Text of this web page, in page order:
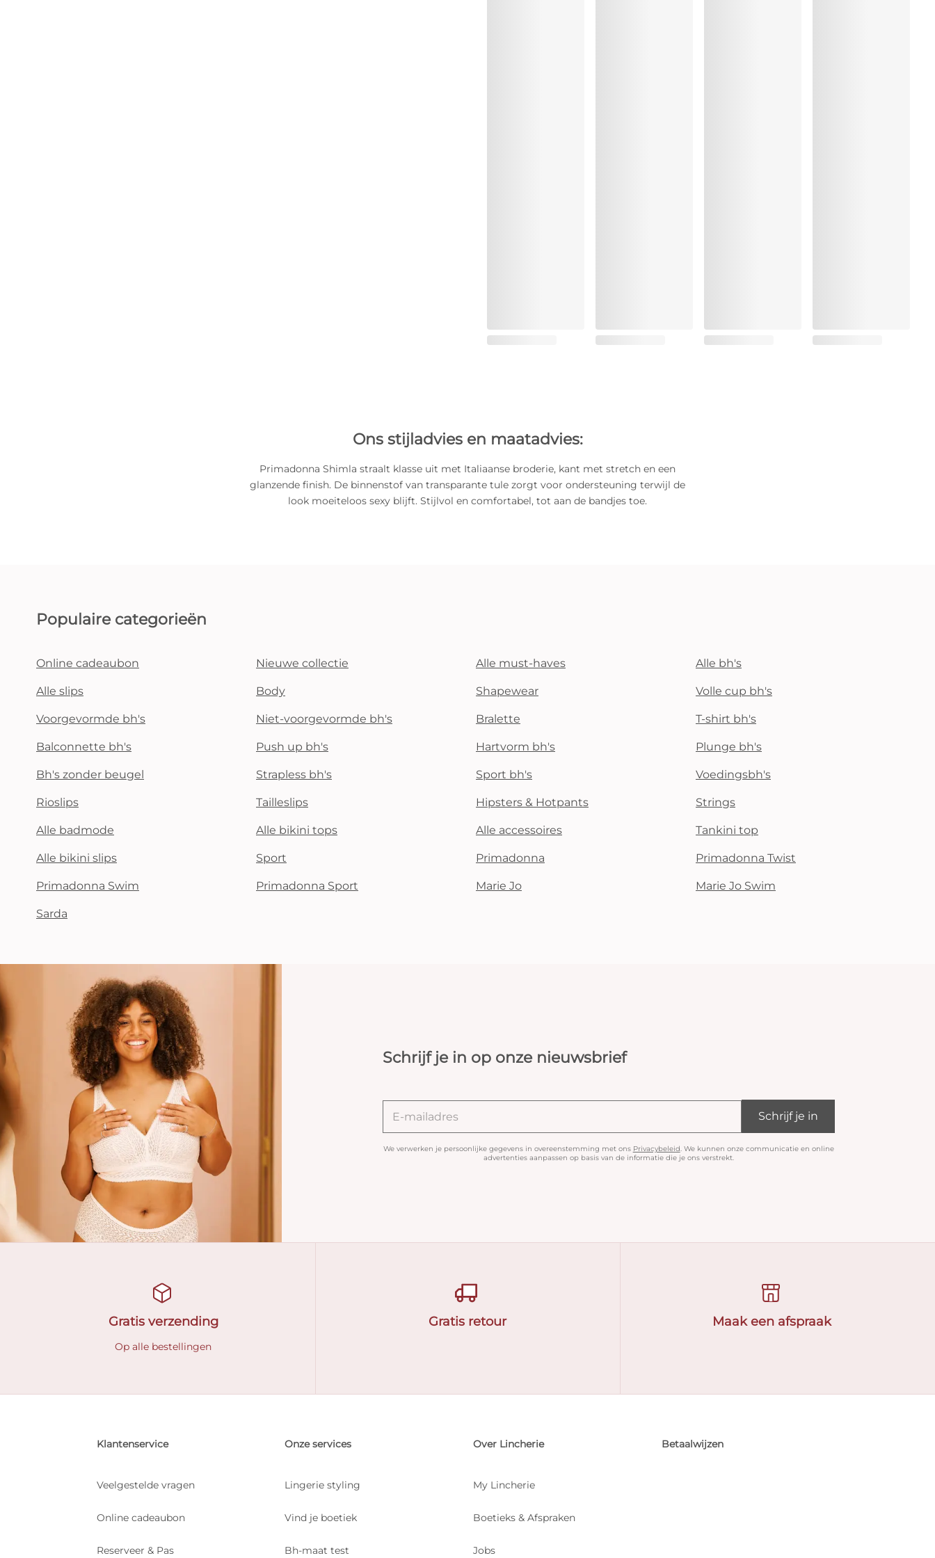
Ons stijladvies en maatadvies:
Primadonna Shimla straalt klasse uit met Italiaanse broderie, kant met stretch en een
glanzende finish. De binnenstof van transparante tule zorgt voor ondersteuning terwijl de
look moeiteloos sexy blijft. Stijlvol en comfortabel, tot aan de bandjes toe.
Populaire categorieën
Online cadeaubon Nieuwe collectie Alle must-haves Alle bh's
Alle slips Body Shapewear Volle cup bh's
Voorgevormde bh's Niet-voorgevormde bh's Bralette T-shirt bh's
Balconnette bh's Push up bh's Hartvorm bh's Plunge bh's
Bh's zonder beugel Strapless bh's Sport bh's Voedingsbh's
Rioslips Tailleslips Hipsters & Hotpants Strings
Alle badmode Alle bikini tops Alle accessoires Tankini top
Alle bikini slips Sport Primadonna Primadonna Twist
Primadonna Swim Primadonna Sport Marie Jo Marie Jo Swim
Sarda
Schrijf je in op onze nieuwsbrief
We verwerken je persoonlijke gegevens in overeenstemming met ons Privacybeleid. We kunnen onze communicatie en online
advertenties aanpassen op basis van de informatie die je ons verstrekt.
Schrijf je in
Gratis verzending
Op alle bestellingen
Gratis retour Maak een afspraak
Klantenservice
Veelgestelde vragen
Online cadeaubon
Reserveer & Pas
Onze services
Lingerie styling
Vind je boetiek
Bh-maat test
Over Lincherie
My Lincherie
Boetieks & Afspraken
Jobs
Betaalwijzen